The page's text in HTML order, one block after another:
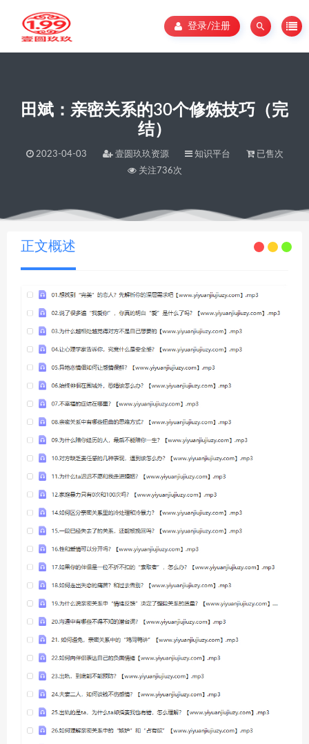
登录/注册
田斌：亲密关系的30个修炼技巧（完
结）
2023-04-03 壹圆玖玖资源 知识平台
已售次
关注736次
当前位置： 壹圆玖玖资源 >田斌：亲密关系的30个修炼技巧（完结）
正文概述